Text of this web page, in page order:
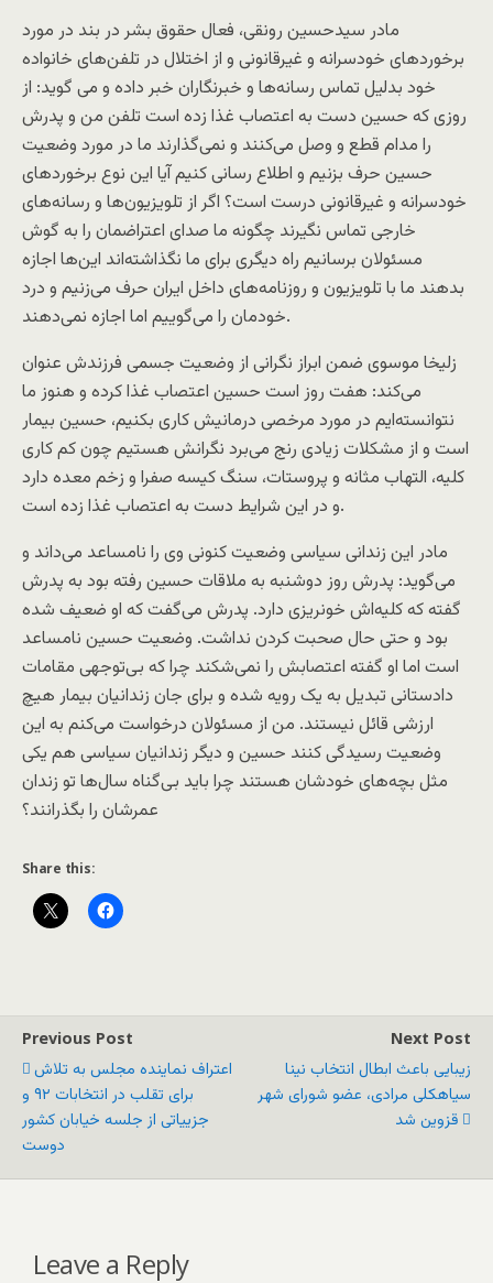
مادر سیدحسین رونقی، فعال حقوق بشر در بند در مورد
برخوردهای خودسرانه و غیرقانونی و از اختلال در تلفن‌های خانواده
خود بدلیل تماس رسانه‌ها و خبرنگاران خبر داده و می گوید: از
روزی که حسین دست به اعتصاب غذا زده است تلفن من و پدرش
را مدام قطع و وصل می‌کنند و نمی‌گذارند ما در مورد وضعیت
حسین حرف بزنیم و اطلاع رسانی کنیم آیا این نوع برخوردهای
خودسرانه و غیرقانونی درست است؟ اگر از تلویزیون‌ها و رسانه‌های
خارجی تماس نگیرند چگونه ما صدای اعتراضمان را به گوش
مسئولان برسانیم راه دیگری برای ما نگذاشته‌اند این‌ها اجازه
بدهند ما با تلویزیون و روزنامه‌های داخل ایران حرف می‌زنیم و درد
خودمان را می‌گوییم اما اجازه نمی‌دهند.
زلیخا موسوی ضمن ابراز نگرانی از وضعیت جسمی فرزندش عنوان
می‌کند: هفت روز است حسین اعتصاب غذا کرده و هنوز ما
نتوانسته‌ایم در مورد مرخصی درمانیش کاری بکنیم، حسین بیمار
است و از مشکلات زیادی رنج می‌برد نگرانش هستیم چون کم کاری
کلیه، التهاب مثانه و پروستات، سنگ کیسه صفرا و زخم معده دارد
و در این شرایط دست به اعتصاب غذا زده است.
مادر این زندانی سیاسی وضعیت کنونی وی را نامساعد می‌داند و
می‌گوید: پدرش روز دوشنبه به ملاقات حسین رفته بود به پدرش
گفته که کلیه‌اش خونریزی دارد. پدرش می‌گفت که او ضعیف شده
بود و حتی حال صحبت کردن نداشت. وضعیت حسین نامساعد
است اما او گفته اعتصابش را نمی‌شکند چرا که بی‌توجهی مقامات
دادستانی تبدیل به یک رویه شده و برای جان زندانیان بیمار هیچ
ارزشی قائل نیستند. من از مسئولان درخواست می‌کنم به این
وضعیت رسیدگی کنند حسین و دیگر زندانیان سیاسی هم یکی
مثل بچه‌های خودشان هستند چرا باید بی‌گناه سال‌ها تو زندان
عمرشان را بگذرانند؟
Share this:
Previous Post
اعتراف نماینده مجلس به تلاش
برای تقلب در انتخابات ۹۲ و
جزییاتی از جلسه خیابان کشور
دوست
Next Post
زیبایی باعث ابطال انتخاب نینا
سیاهکلی مرادی، عضو شورای شهر
قزوین شد
Leave a Reply